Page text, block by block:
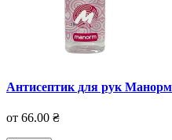
Антисептик для рук
от 66.00 ₴